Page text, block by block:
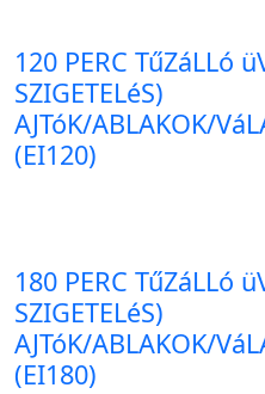
120 PERC TűZáLLó
SZIGETELéS)
AJTóK/ABLAKOK/
(EI120)
180 PERC TűZáLLó
SZIGETELéS)
AJTóK/ABLAKOK/
(EI180)